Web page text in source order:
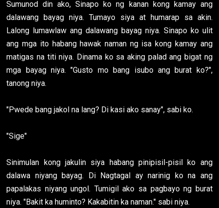
Sumunod din ako, Sinapo ko ng kanan kong kamay ang
dalawang bayag niya. Tumayo siya at humarap sa akin.
Lalong lumawlaw ang dalawang bayag niya. Sinapo ko ulit
ang mga ito habang hawak naman ng isa kong kamay ang
matigas na titi niya. Dinama ko sa aking palad ang bigat ng
mga bayag niya. "Gusto mo bang isubo ang burat ko?",
tanong niya.
"Pwede bang jakol na lang? Di kasi ako sanay", sabi ko.
"Sige"
Sinimulan kong jakulin siya habang pinipisil-pisil ko ang
dalawa niyang bayag. Di Nagtagal ay narinig ko na ang
papalakas niyang ungol. Tumigil ako sa pagbayo ng burat
niya. "Bakit ka huminto? Kakabitin ka naman." sabi niya.